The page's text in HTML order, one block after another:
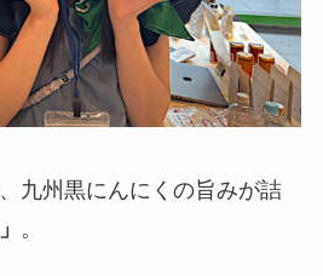
九州黒にんにくの旨みが詰
。